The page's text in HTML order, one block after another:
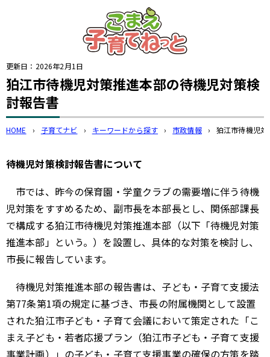
このページの本文へ
更新日： 2026年2月1日
狛江市待機児対策推進本部の待機児対策検
討報告書
HOME › 子育てナビ › キーワードから探す › 市政情報 › 狛江市待機児
待機児対策検討報告書について
市では、昨今の保育園・学童クラブの需要増に伴う待機
児対策をすすめるため、副市長を本部長とし、関係部課長
で構成する狛江市待機児対策推進本部（以下「待機児対策
推進本部」という。）を設置し、具体的な対策を検討し、
市長に報告しています。
待機児対策推進本部の報告書は、子ども・子育て支援法
第77条第1項の規定に基づき、市長の附属機関として設置
された狛江市子ども・子育て会議において策定された「こ
まえ子ども・若者応援プラン（狛江市子ども・子育て支援
事業計画）」の子ども・子育て支援事業の確保の方策を踏